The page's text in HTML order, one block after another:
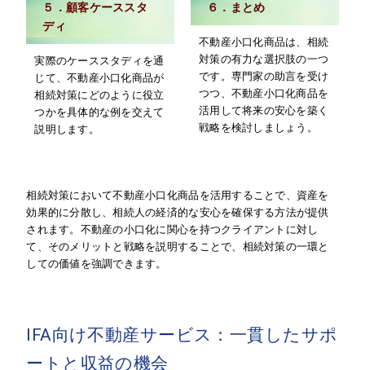
５．顧客ケーススタ
ディ
実際のケーススタディを通
じて、不動産小口化商品が
相続対策にどのように役立
つかを具体的な例を交えて
説明します。
６．まとめ
不動産小口化商品は、相続
対策の有力な選択肢の一つ
です。専門家の助言を受け
つつ、不動産小口化商品を
活用して将来の安心を築く
戦略を検討しましょう。
相続対策において不動産小口化商品を活用することで、資産を
効果的に分散し、相続人の経済的な安心を確保する方法が提供
されます。不動産の小口化に関心を持つクライアントに対し
て、そのメリットと戦略を説明することで、相続対策の一環と
しての価値を強調できます。
IFA向け不動産サービス：一貫したサポ
ートと収益の機会